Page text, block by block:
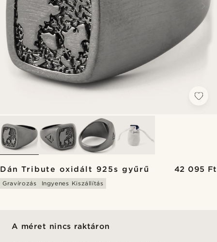
Dán Tribute oxidált 925s gyűrű 42 095 Ft
Gravírozás Ingyenes Kiszállítás
A méret nincs raktáron